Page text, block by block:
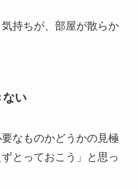
気持ちが、部屋が散らか
ない
なものかどうかの見極
とっておこう」と思っ